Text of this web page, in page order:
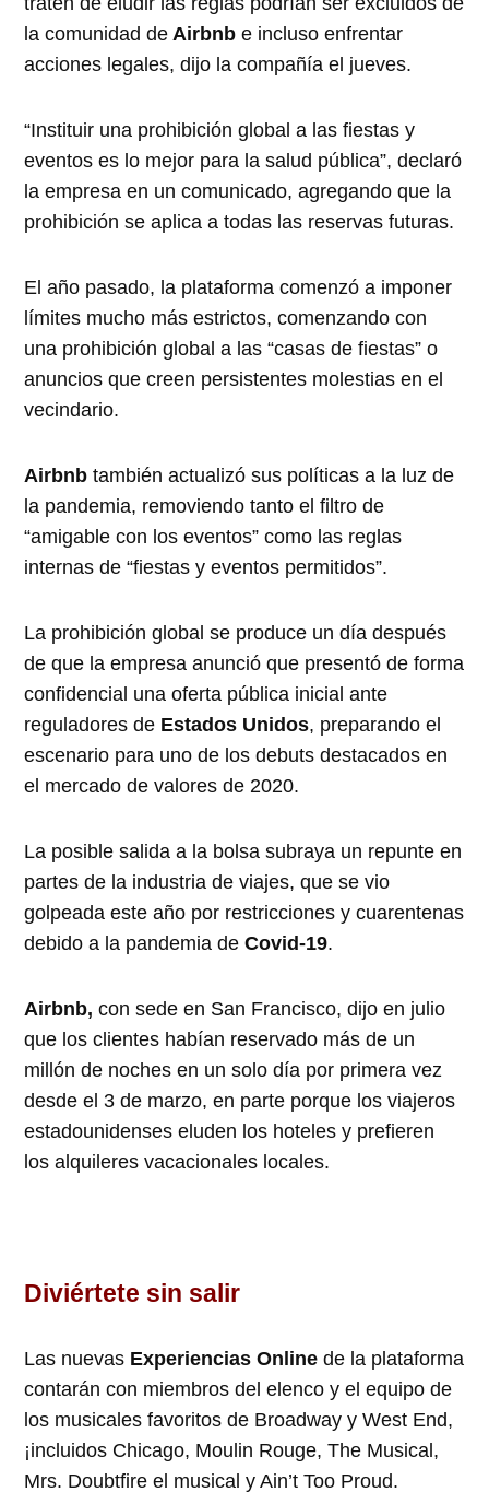
la comunidad de Airbnb e incluso enfrentar
acciones legales, dijo la compañía el jueves.
“Instituir una prohibición global a las fiestas y
eventos es lo mejor para la salud pública”, declaró
la empresa en un comunicado, agregando que la
prohibición se aplica a todas las reservas futuras.
El año pasado, la plataforma comenzó a imponer
límites mucho más estrictos, comenzando con
una prohibición global a las “casas de fiestas” o
anuncios que creen persistentes molestias en el
vecindario.
Airbnb también actualizó sus políticas a la luz de
la pandemia, removiendo tanto el filtro de
“amigable con los eventos” como las reglas
internas de “fiestas y eventos permitidos”.
La prohibición global se produce un día después
de que la empresa anunció que presentó de forma
confidencial una oferta pública inicial ante
reguladores de Estados Unidos, preparando el
escenario para uno de los debuts destacados en
el mercado de valores de 2020.
La posible salida a la bolsa subraya un repunte en
partes de la industria de viajes, que se vio
golpeada este año por restricciones y cuarentenas
debido a la pandemia deCovid-19.
Airbnb, con sede en San Francisco, dijo en julio
que los clientes habían reservado más de un
millón de noches en un solo día por primera vez
desde el 3 de marzo, en parte porque los viajeros
estadounidenses eluden los hoteles y prefieren
los alquileres vacacionales locales.
Diviértete sin salir
Las nuevas Experiencias Online de la plataforma
contarán con miembros del elenco y el equipo de
los musicales favoritos de Broadway y West End,
¡incluidos Chicago, Moulin Rouge, The Musical,
Mrs. Doubtfire el musical y Ain’t Too Proud.